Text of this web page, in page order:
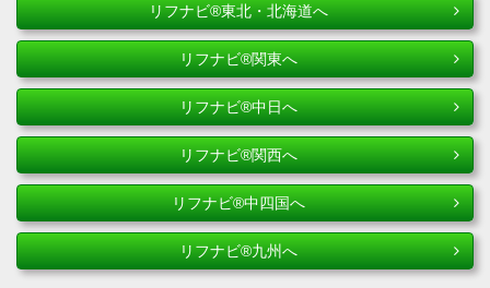
リフナビ®東北・北海道へ
リフナビ®関東へ
リフナビ®中日へ
リフナビ®関西へ
リフナビ®中四国へ
リフナビ®九州へ